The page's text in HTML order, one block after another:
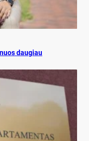
dau­giau